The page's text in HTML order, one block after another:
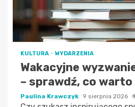
KULTURA WYDARZENIA
Wakacyjne
– sprawdź, co
Paulina Krawczyk 9 sierpnia 2026